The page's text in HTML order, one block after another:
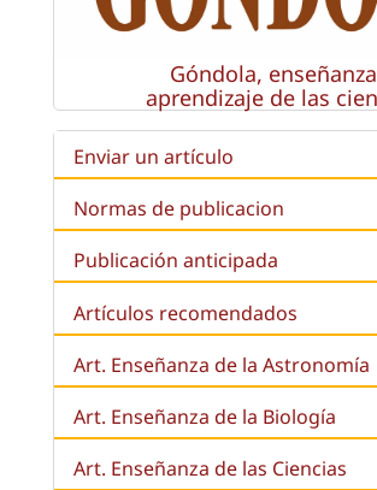
Góndola,
aprendizaje de las
Enviar un artículo
Normas de publicacion
Publicación anticipada
Artículos recomendados
Art. Enseñanza de la Astronomía
Art. Enseñanza de la Biología
Art. Enseñanza de las Ciencias